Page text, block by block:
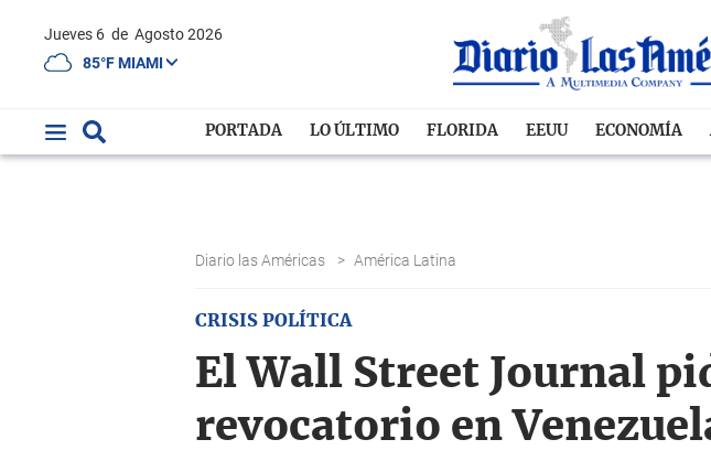
Jueves 6 de Agosto 2026
85°F MIAMI
PORTADA LO ÚLTIMO FLORIDA EEUU ECONOMÍA
Diario las Américas > América Latina
CRISIS POLÍTICA
El Wall Street Journal
revocatorio en